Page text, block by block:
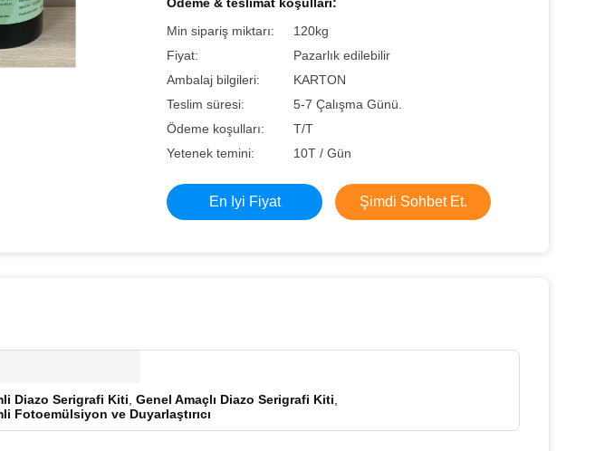
Min sipariş miktarı:
120kg
Fiyat:
Pazarlık edilebilir
Ambalaj bilgileri:
KARTON
Teslim süresi:
5-7 Çalışma Günü.
Ödeme koşulları:
T/T
Yetenek temini:
10T / Gün
En Iyi Fiyat Şimdi Sohbet Et.
Diazo Serigrafi Kiti Genel Amaçlı Diazo Serigrafi Kiti
Fotoemülsiyon ve Duyarlaştırıcı